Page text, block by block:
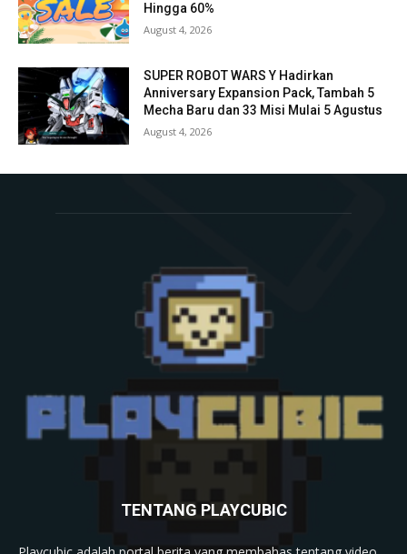
Hingga 60%
August 4, 2026
SUPER ROBOT WARS Y Hadirkan
Anniversary Expansion Pack, Tambah 5
Mecha Baru dan 33 Misi Mulai 5 Agustus
August 4, 2026
TENTANG PLAYCUBIC